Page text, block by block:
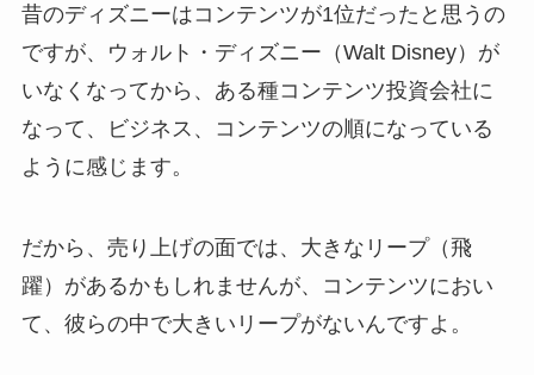
昔のディズニーはコンテンツが1位だったと思うの
ですが、ウォルト・ディズニー（Walt Disney）が
いなくなってから、ある種コンテンツ投資会社に
なって、ビジネス、コンテンツの順になっている
ように感じます。
だから、売り上げの面では、大きなリープ（飛
躍）があるかもしれませんが、コンテンツにおい
て、彼らの中で大きいリープがないんですよ。